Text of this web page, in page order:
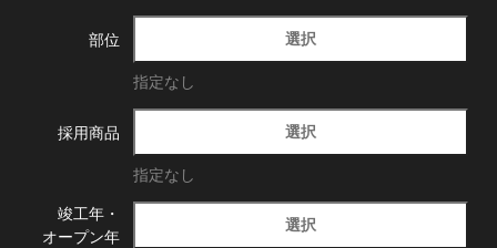
部位 選択
指定なし
採用商品 選択
指定なし
竣工年・
オープン年
選択